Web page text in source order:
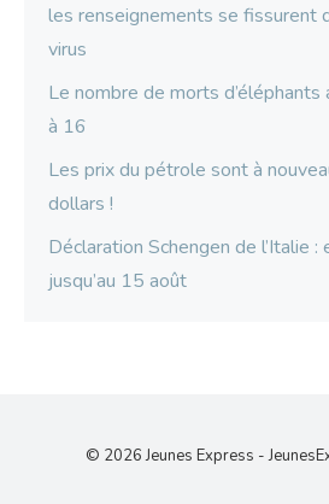
les renseignements se fissurent
virus
Le nombre de morts d’éléphants
à 16
Les prix du pétrole sont à
dollars !
Déclaration Schengen de l’Italie
jusqu’au 15 août
© 2026 Jeunes Express -